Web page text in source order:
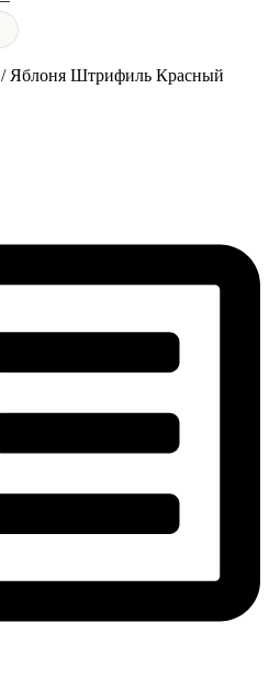
/ Яблоня Штрифиль Красный